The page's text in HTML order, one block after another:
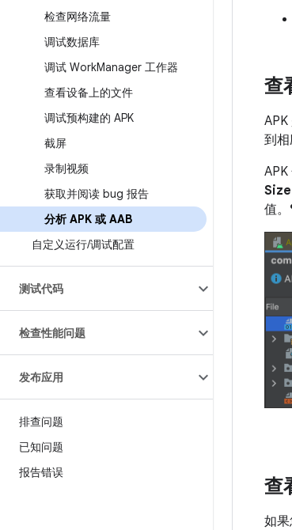
检查网络流量
调试数据库
调试 WorkManager 工作器
查看设备上的文件
调试预构建的 APK
截屏
录制视频
获取并阅读 bug 报告
分析 APK 或 AAB
自定义运行/调试配置
测试代码
检查性能问题
发布应用
排查问题
已知问题
报告错误
查
到
Size
值。
查
如